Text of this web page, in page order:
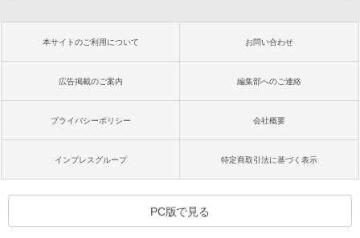
本サイトのご利用について お問い合わせ
広告掲載のご案内 編集部へのご連絡
プライバシーポリシー 会社概要
インプレスグループ 特定商取引法に基づく表示
PC版で見る